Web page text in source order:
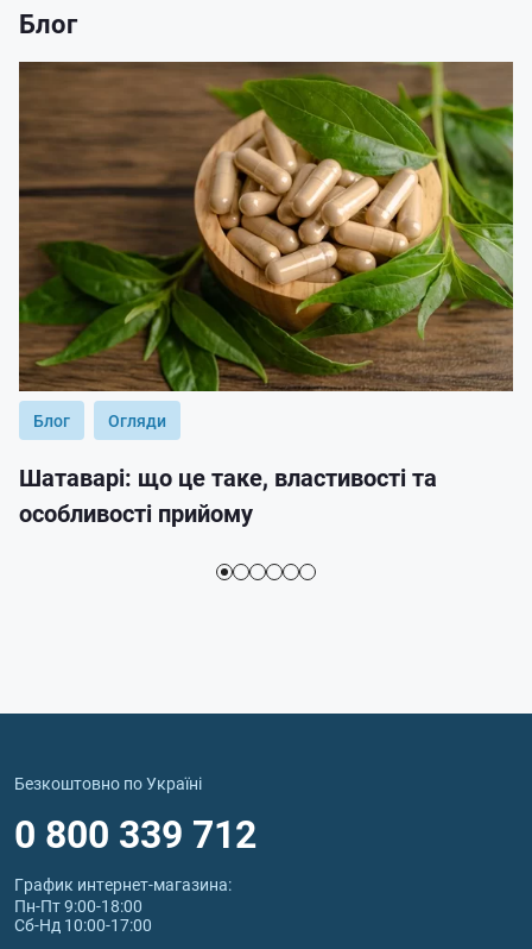
Блог
Блог Огляди
Шатаварі: що це таке, властивості та
особливості прийому
Безкоштовно по Україні
0 800 339 712
График интернет‑магазина:
Пн-Пт 9:00-18:00
Сб-Нд 10:00-17:00